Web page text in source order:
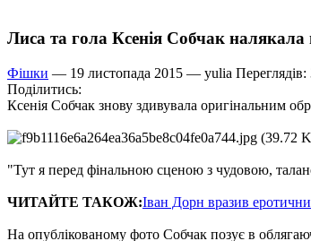
Лиса та гола Ксенія Собчак
Фішки — 19 листопада 2015 — yulia Переглядів:
Поділитись:
Ксенія Собчак знову здивувала оригінальним
"Тут я перед фінальною сценою з чудовою,
ЧИТАЙТЕ ТАКОЖ:Іван Дорн вразив
На опублікованому фото Собчак позує в